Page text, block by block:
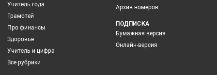
Учитель года
Грамотей
Про финансы
Здоровье
Учитель и цифра
Все рубрики
Архив номеров
ПОДПИСКА
Бумажная версия
Онлайн-версия